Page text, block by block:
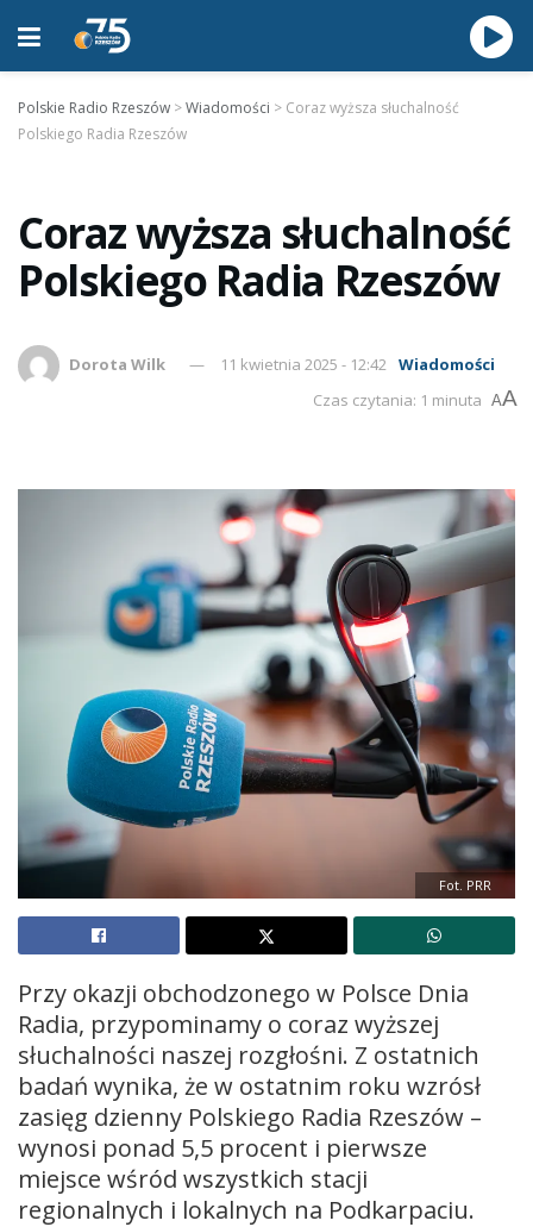
Polskie Radio Rzeszów >Wiadomości > Coraz wyższa słuchalność
Polskiego Radia Rzeszów
Coraz wyższa słuchalność
Polskiego Radia Rzeszów
Dorota Wilk 11 kwietnia 2025 - 12:42 Wiadomości
Czas czytania: 1 minuta AA
Fot. PRR
Przy okazji obchodzonego w Polsce Dnia
Radia, przypominamy o coraz wyższej
słuchalności naszej rozgłośni. Z ostatnich
badań wynika, że w ostatnim roku wzrósł
zasięg dzienny Polskiego Radia Rzeszów –
wynosi ponad 5,5 procent i pierwsze
miejsce wśród wszystkich stacji
regionalnych i lokalnych na Podkarpaciu.